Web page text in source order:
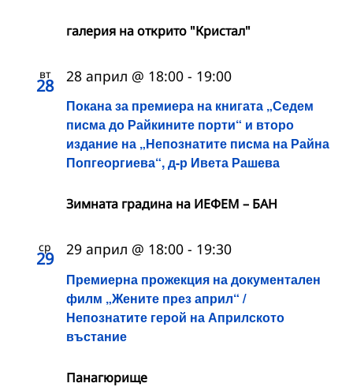
галерия на открито "Кристал"
вт
28
Покана за премиера на книгата „Седем
писма до Райкините порти“ и второ
издание на „Непознатите писма на Райна
Попгеоргиева“, д-р Ивета Рашева
28 април @ 18:00 - 19:00
Зимната градина на ИЕФЕМ – БАН
ср
29
Премиерна прожекция на документален
филм „Жените през април“ /
Непознатите герой на Априлското
въстание
29 април @ 18:00 - 19:30
Панагюрище